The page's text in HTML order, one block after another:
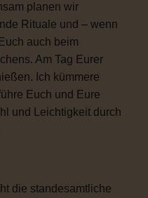
planen wir
Rituale und – wenn
auch beim
Am Tag Eurer
Ich kümmere
Euch und Eure
und Leichtigkeit durch
die standesamtliche